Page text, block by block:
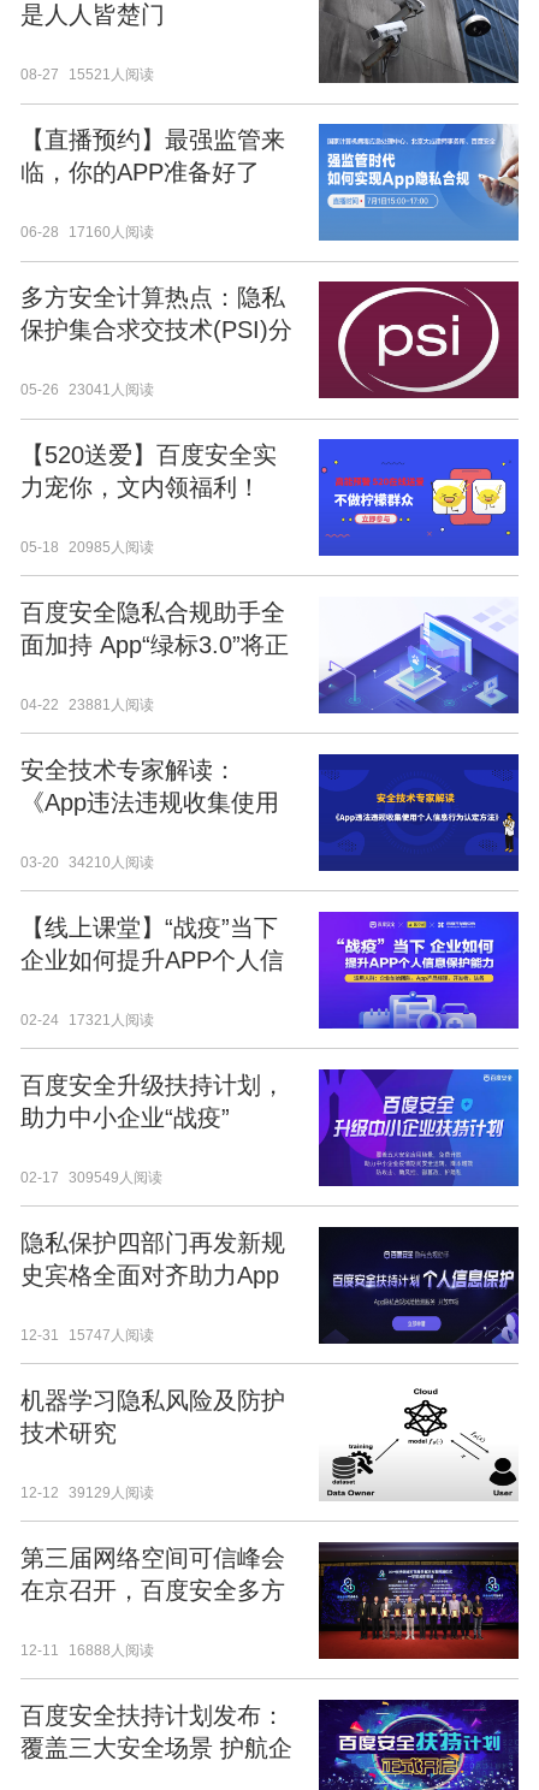
是人人皆楚门
08-27 15521人阅读
【直播预约】最强监管来
临，你的APP准备好了
06-28 17160人阅读
多方安全计算热点：隐私
保护集合求交技术(PSI)分
告）
05-26 23041人阅读
【520送爱】百度安全实
力宠你，文内领福利！
05-18 20985人阅读
百度安全隐私合规助手全
面加持 App“绿标3.0”将正
04-22 23881人阅读
安全技术专家解读：
《App违法违规收集使用
03-20 34210人阅读
【线上课堂】“战疫”当下
企业如何提升APP个人信
02-24 17321人阅读
百度安全升级扶持计划，
助力中小企业“战疫”
02-17 309549人阅读
隐私保护四部门再发新规
史宾格全面对齐助力App
12-31 15747人阅读
机器学习隐私风险及防护
技术研究
12-12 39129人阅读
第三届网络空间可信峰会
在京召开，百度安全多方
认可
12-11 16888人阅读
百度安全扶持计划发布：
覆盖三大安全场景 护航企